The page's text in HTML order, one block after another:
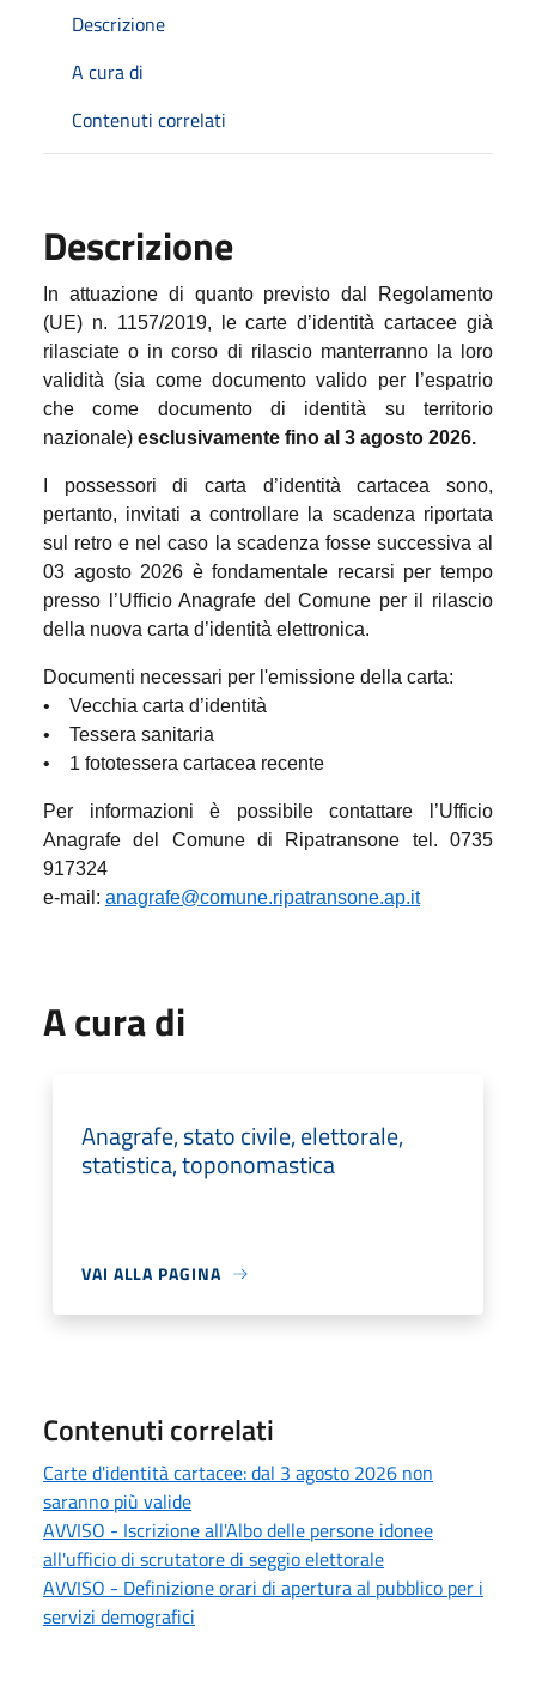
Descrizione
A cura di
Contenuti correlati
Descrizione
In attuazione di quanto previsto dal Regolamento
(UE) n. 1157/2019, le carte d’identità cartacee già
rilasciate o in corso di rilascio manterranno la loro
validità (sia come documento valido per l’espatrio
che come documento di identità su territorio
nazionale) esclusivamente fino al 3 agosto 2026.
I possessori di carta d’identità cartacea sono,
pertanto, invitati a controllare la scadenza riportata
sul retro e nel caso la scadenza fosse successiva al
03 agosto 2026 è fondamentale recarsi per tempo
presso l’Ufficio Anagrafe del Comune per il rilascio
della nuova carta d’identità elettronica.
Documenti necessari per l'emissione della carta:
• Vecchia carta d’identità
• Tessera sanitaria
• 1 fototessera cartacea recente
Per informazioni è possibile contattare l’Ufficio
Anagrafe del Comune di Ripatransone tel. 0735
917324
e-mail: anagrafe@comune.ripatransone.ap.it
A cura di
Anagrafe, stato civile, elettorale,
statistica, toponomastica
VAI ALLA PAGINA
Contenuti correlati
Carte d'identità cartacee: dal 3 agosto 2026 non
saranno più valide
AVVISO - Iscrizione all'Albo delle persone idonee
all'ufficio di scrutatore di seggio elettorale
AVVISO - Definizione orari di apertura al pubblico per i
servizi demografici